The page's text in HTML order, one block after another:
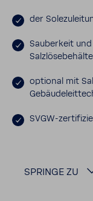
der
Sauber­keit
optional mit
SVGW-​
SPRINGE ZU